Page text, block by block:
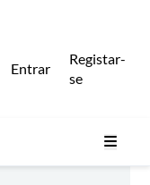
Entrar
Registar-
se